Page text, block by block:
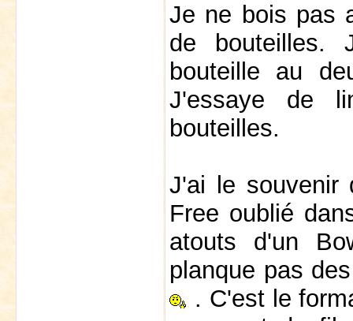
Je ne bois pas
de bouteilles.
bouteille au
J'essaye de
bouteilles.
J'ai le souvenir
Free oublié
atouts d'un
planque pas
. C'est le